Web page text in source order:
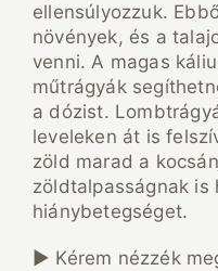
ellensúlyozzuk.
növények, és a
venni. A magas
műtrágyák
a dózist.
leveleken át is
zöld marad a
zöldtalpasságnak is
hiánybetegséget.
► Kérem nézzék